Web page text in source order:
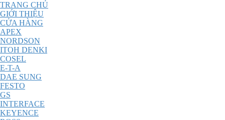
TRANG CHỦ
GIỚI THIỆU
CỬA HÀNG
APEX
NORDSON
ITOH DENKI
COSEL
E-T-A
DAE SUNG
FESTO
GS
INTERFACE
KEYENCE